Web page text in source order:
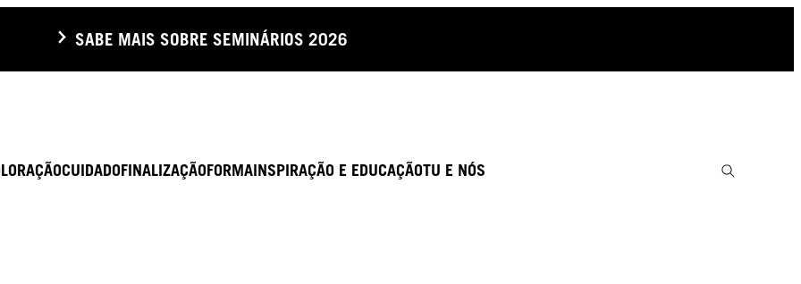
SABE MAIS SOBRE SEMINÁRIOS 2026
CUIDADOFINALIZAÇÃOFORMAINSPIRAÇÃO E EDUCAÇÃOTU E NÓS